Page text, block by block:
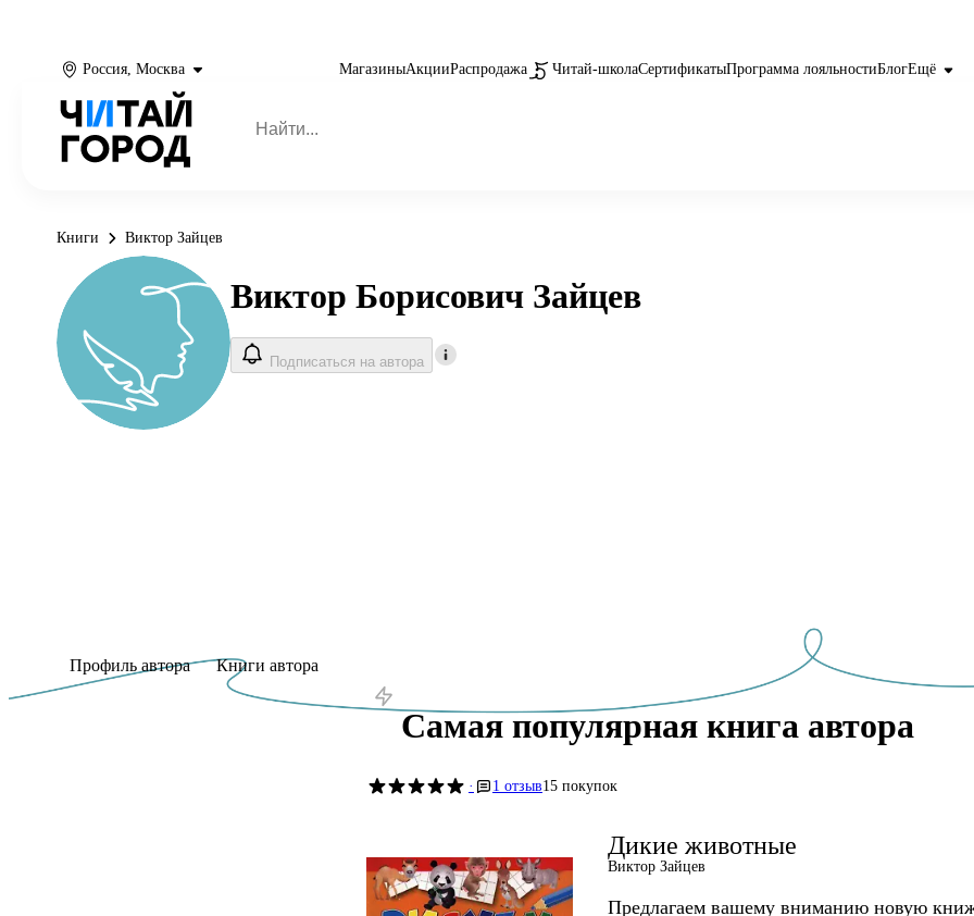
Россия, Москва МагазиныАкцииРаспродажа Читай-школаСертификатыПрограмма лояльностиБлогЕщё
Книги Виктор Зайцев
Виктор Борисович Зайцев
Подписаться на автора
Профиль автора Книги автора
Самая популярная книга автора
· 1 отзыв15 покупок
Дикие животные
Виктор Зайцев
Предлагаем вашему вниманию новую